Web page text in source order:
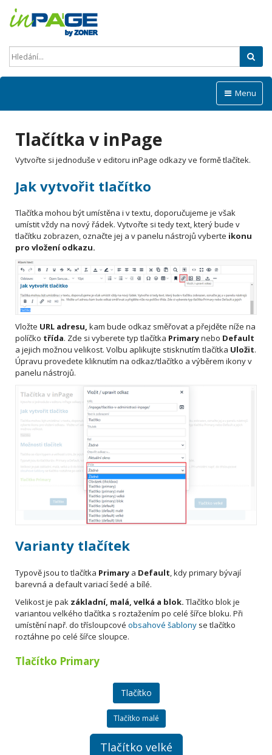
Menu
Tlačítka v inPage
Vytvořte si jednoduše v editoru inPage odkazy ve formě tlačítek.
Jak vytvořit tlačítko
Tlačítka mohou být umístěna i v textu, doporučujeme je však
umístit vždy na nový řádek. Vytvořte si tedy text, který bude v
tlačítku zobrazen, označte jej a v panelu nástrojů vyberte ikonu
pro vložení odkazu.
Vložte URL adresu, kam bude odkaz směřovat a přejděte níže na
políčko třída. Zde si vyberete typ tlačítka Primarynebo Default
a jejich možnou velikost. Volbu aplikujte stisknutím tlačítka Uložit.
Úpravu provedete kliknutím na odkaz/tlačítko a výběrem ikony v
panelu nástrojů.
Varianty tlačítek
Typově jsou to tlačítka Primary a Default , kdy primary bývají
barevná a default variací šedé a bílé.
Velikost je pak základní, malá, velká a blok. Tlačítko blok je
variantou velkého tlačítka s roztažením po celé šířce bloku. Při
umístění např. do třísloupcové obsahové šablony se tlačítko
roztáhne po celé šířce sloupce.
Tlačítko Primary
Tlačítko
Tlačítko malé
Tlačítko velké